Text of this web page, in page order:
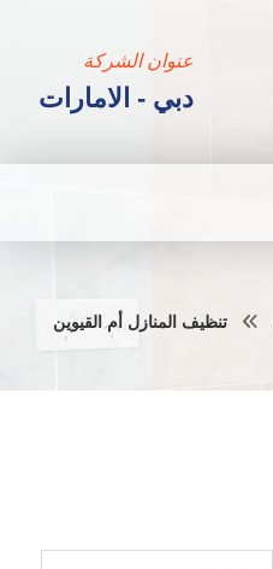
عنوان الشركة
دبي - الامارات
تنظيف المنازل أم القيوين